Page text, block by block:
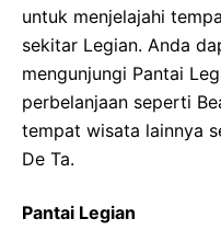
untuk menjelajahi
sekitar Legian. Anda
mengunjungi Pantai
perbelanjaan seperti
tempat wisata lainnya
De Ta.
Pantai Legian